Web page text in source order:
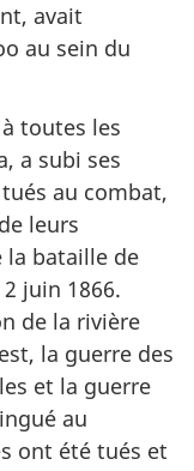
avait
au sein du
toutes les
a subi ses
au combat,
leurs
la bataille de
2 juin 1866.
de la rivière
la guerre des
et la guerre
au
ont été tués et